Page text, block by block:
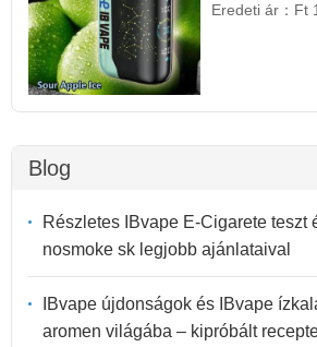
Eredeti ár： Ft
Blog
Részletes IBvape E-Cigarete teszt
nosmoke sk legjobb ajánlataival
IBvape újdonságok és IBvape
aromen világába – kipróbált